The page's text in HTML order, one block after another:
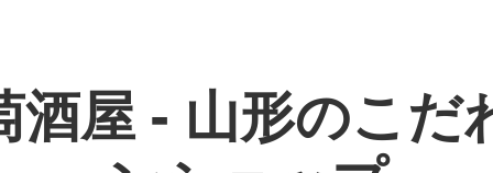
酒屋 - 山形のこだ